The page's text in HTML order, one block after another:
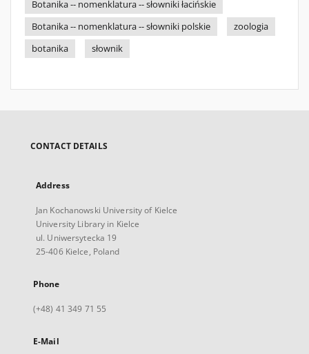
Botanika -- nomenklatura -- słowniki łacińskie
Botanika -- nomenklatura -- słowniki polskie
zoologia
botanika
słownik
CONTACT DETAILS
Address
Jan Kochanowski University of Kielce
University Library in Kielce
ul. Uniwersytecka 19
25-406 Kielce, Poland
Phone
(+48) 41 349 71 55
E-Mail